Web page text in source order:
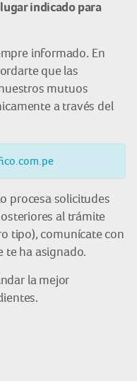
indicado para
informado. En
que las
mutuos
a través del
procesa solicitudes
al trámite
tipo), comunícate con
te ha asignado.
la mejor